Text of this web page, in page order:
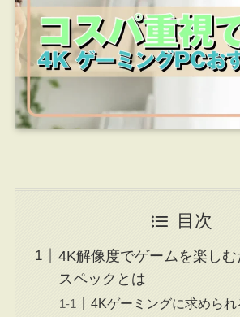
目次
4K解像度でゲームを楽し
スペックとは
4Kゲーミングに求めら